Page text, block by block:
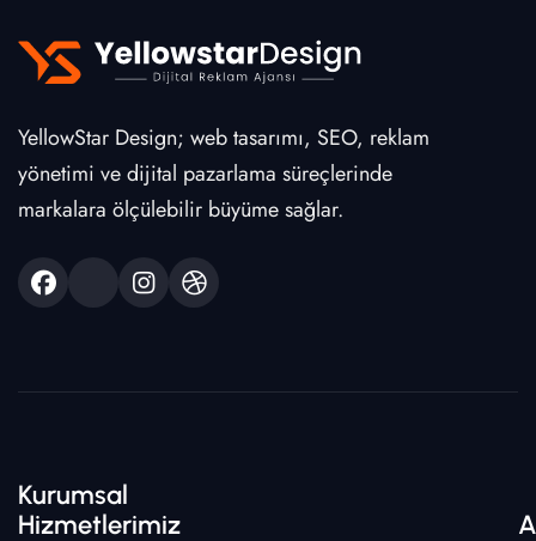
YellowStar Design; web tasarımı, SEO, reklam
yönetimi ve dijital pazarlama süreçlerinde
markalara ölçülebilir büyüme sağlar.
Kurumsal
Hizmetlerimiz